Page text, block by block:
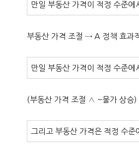
만일 부동산 가격이 적정 수준
부동산 가격 조절 → A 정책 효과
만일 부동산 가격이 적정 수준
(부동산 가격 조절 ∧ ~물가 상승
그리고 부동산 가격은 적정 수준